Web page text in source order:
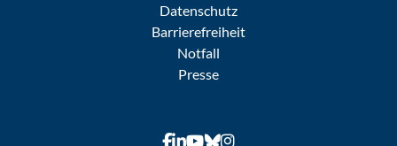
Datenschutz
Barrierefreiheit
Notfall
Presse